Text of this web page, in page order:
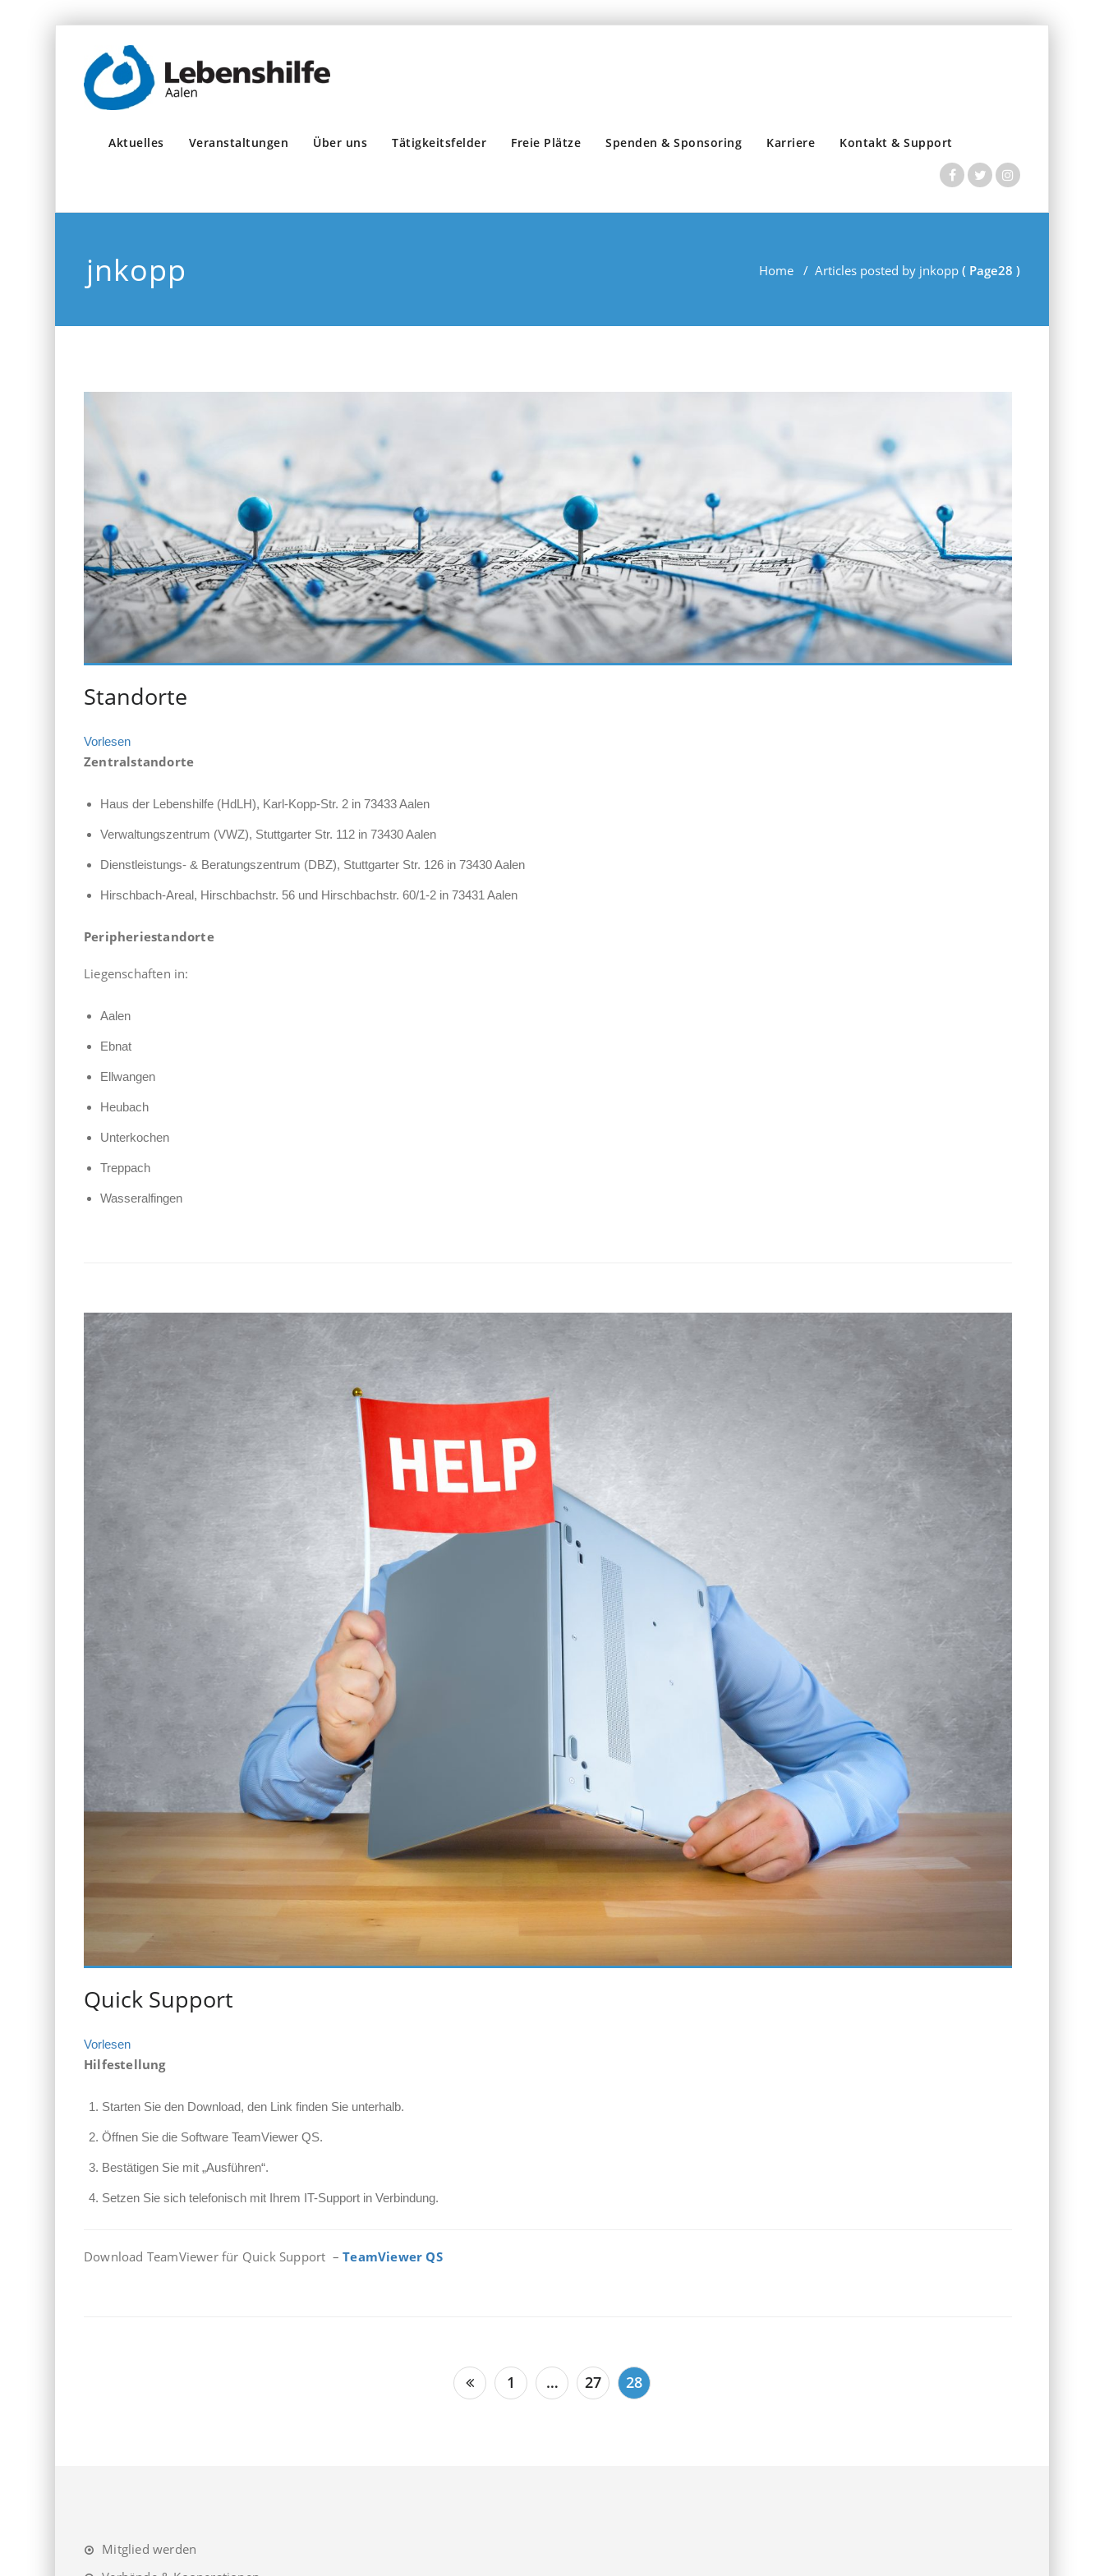
Aktuelles Veranstaltungen Über uns Tätigkeitsfelder Freie Plätze Spenden & Sponsoring Karriere Kontakt & Support
jnkopp Home / Articles posted by jnkopp ( Page28 )
Standorte
Vorlesen
Zentralstandorte
Haus der Lebenshilfe (HdLH), Karl-Kopp-Str. 2 in 73433 Aalen
Verwaltungszentrum (VWZ), Stuttgarter Str. 112 in 73430 Aalen
Dienstleistungs- & Beratungszentrum (DBZ), Stuttgarter Str. 126 in 73430 Aalen
Hirschbach-Areal, Hirschbachstr. 56 und Hirschbachstr. 60/1-2 in 73431 Aalen
Peripheriestandorte
Liegenschaften in:
Aalen
Ebnat
Ellwangen
Heubach
Unterkochen
Treppach
Wasseralfingen
Quick Support
Vorlesen
Hilfestellung
Starten Sie den Download, den Link finden Sie unterhalb.
Öffnen Sie die Software TeamViewer QS.
Bestätigen Sie mit „Ausführen“.
Setzen Sie sich telefonisch mit Ihrem IT-Support in Verbindung.
Download TeamViewer für Quick Support –TeamViewer QS
1 … 27 28
Mitglied werden